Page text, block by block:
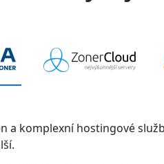
a komplexní hostingové